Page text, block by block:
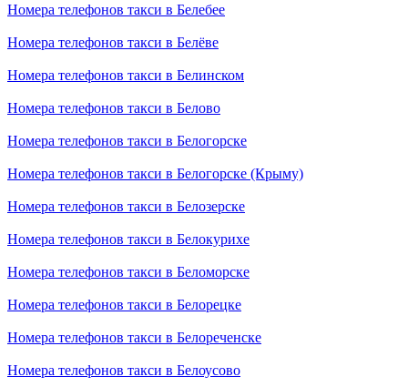
Номера телефонов такси в Белебее
Номера телефонов такси в Белёве
Номера телефонов такси в Белинском
Номера телефонов такси в Белово
Номера телефонов такси в Белогорске
Номера телефонов такси в Белогорске (Крыму)
Номера телефонов такси в Белозерске
Номера телефонов такси в Белокурихе
Номера телефонов такси в Беломорске
Номера телефонов такси в Белорецке
Номера телефонов такси в Белореченске
Номера телефонов такси в Белоусово